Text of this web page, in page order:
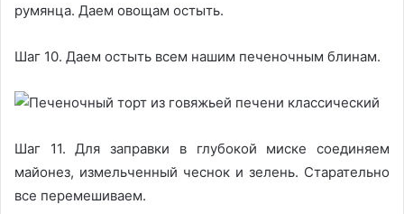
румянца. Даем овощам остыть.
Шаг 10. Даем остыть всем нашим печеночным блинам.
Шаг 11. Для заправки в глубокой миске соединяем
майонез, измельченный чеснок и зелень. Старательно
все перемешиваем.